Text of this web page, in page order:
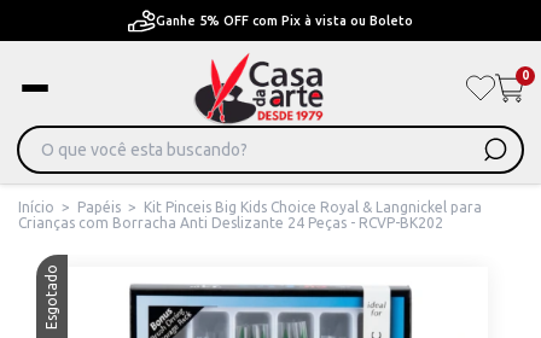
Ganhe 5% OFF com Pix à vista ou Boleto
0
Início > Papéis >
Kit Pinceis Big Kids Choice Royal & Langnickel para
Crianças com Borracha Anti Deslizante 24 Peças - RCVP-BK202
Esgotado